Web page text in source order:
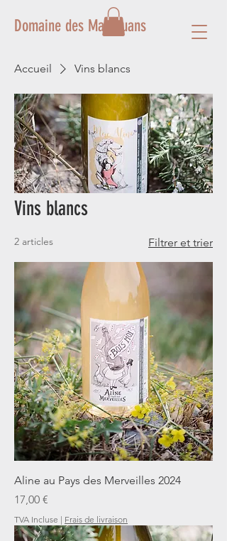
Domaine des Mathouans
Accueil Vins blancs
Vins blancs
2 articles Filtrer et trier
Aline au Pays des Merveilles 2024
Prix
17,00 €
TVA Incluse | Frais de livraison